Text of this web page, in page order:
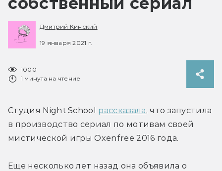
Дмитрий Кинский
19 января 2021 г.
1000
1 минута на чтение
Студия Night School рассказала, что запустила
в производство сериал по мотивам своей
мистической игры Oxenfree 2016 года.
Еще несколько лет назад она объявила о